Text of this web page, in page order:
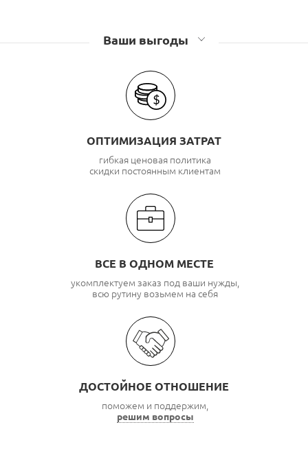
Аксессуары для шкафов и стоек Связьстройдеталь
Ваши выгоды
ОПТИМИЗАЦИЯ ЗАТРАТ
гибкая ценовая политика
скидки постоянным клиентам
ВСЕ В ОДНОМ МЕСТЕ
укомплектуем заказ под ваши нужды,
всю рутину возьмем на себя
ДОСТОЙНОЕ ОТНОШЕНИЕ
поможем и поддержим,
решим вопросы